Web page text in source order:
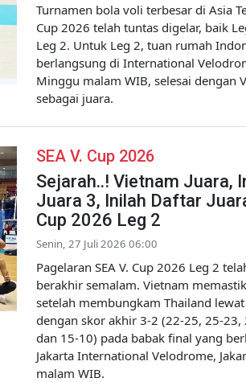
Turnamen bola voli terbesar di Asia
Cup 2026 telah tuntas digelar, baik
Leg 2. Untuk Leg 2, tuan rumah
berlangsung di International
Minggu malam WIB, selesai dengan
sebagai juara.
SEA V. Cup 2026
Sejarah..! Vietnam Juara,
Juara 3, Inilah Daftar
Cup 2026 Leg 2
Senin, 27 Juli 2026 06:00
Pagelaran SEA V. Cup 2026 Leg 2
berakhir semalam. Vietnam
setelah membungkam Thailand
dengan skor akhir 3-2 (22-25, 25-23,
dan 15-10) pada babak final yang
Jakarta International Velodrome,
malam WIB.